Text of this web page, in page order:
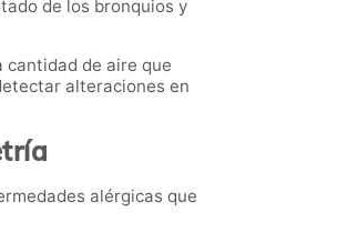
de los bronquios y
cantidad de aire que
alteraciones en
alérgicas que